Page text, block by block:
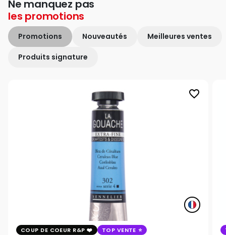
Ne manquez pas
les promotions
Promotions Nouveautés Meilleures ventes
Produits signature
favorite_border
COUP DE COEUR R&P TOP VENTE